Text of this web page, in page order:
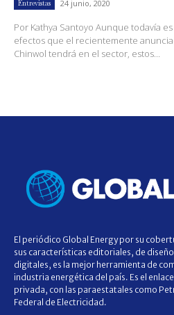
Entrevistas 24 junio, 2020
Por Kathya Santoyo Aunque todavía
efectos que el recientemente
Chinwol tendrá en el sector, estos...
El periódico Global Energy por su
sus características editoriales, de
digitales, es la mejor herramienta de
industria energética del país. Es el
privada, con las paraestatales como
Federal de Electricidad.